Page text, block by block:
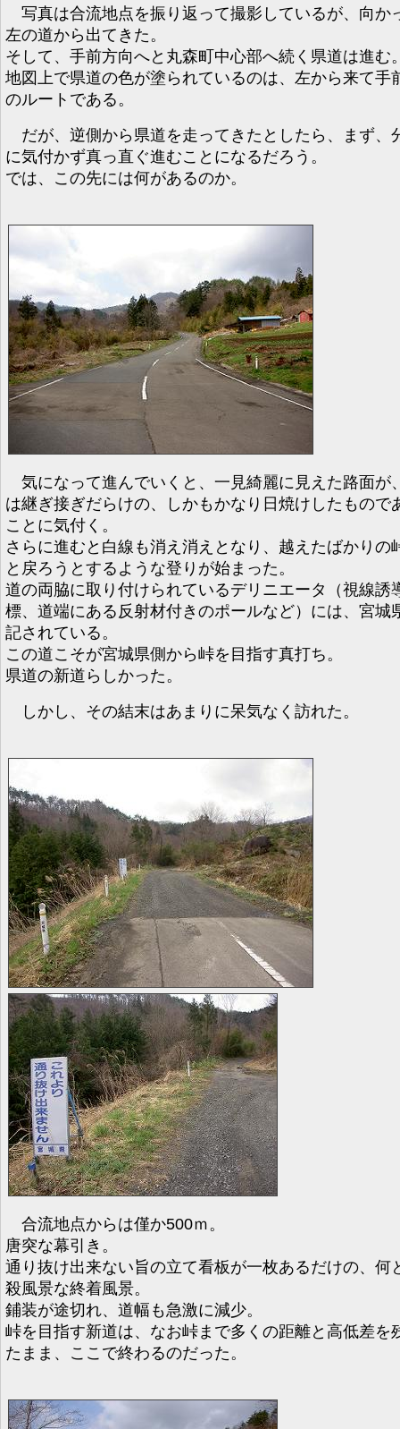
写真は合流地点を振り返って撮影しているが、向か
左の道から出てきた。
そして、手前方向へと丸森町中心部へ続く県道は進む
地図上で県道の色が塗られているのは、左から来て手
のルートである。
だが、逆側から県道を走ってきたとしたら、まず、
に気付かず真っ直ぐ進むことになるだろう。
では、この先には何があるのか。
気になって進んでいくと、一見綺麗に見えた路面が
は継ぎ接ぎだらけの、しかもかなり日焼けしたもので
ことに気付く。
さらに進むと白線も消え消えとなり、越えたばかりの
と戻ろうとするような登りが始まった。
道の両脇に取り付けられているデリニエータ（視線誘
標、道端にある反射材付きのポールなど）には、宮城
記されている。
この道こそが宮城県側から峠を目指す真打ち。
県道の新道らしかった。
しかし、その結末はあまりに呆気なく訪れた。
合流地点からは僅か500ｍ。
唐突な幕引き。
通り抜け出来ない旨の立て看板が一枚あるだけの、何
殺風景な終着風景。
鋪装が途切れ、道幅も急激に減少。
峠を目指す新道は、なお峠まで多くの距離と高低差を
たまま、ここで終わるのだった。